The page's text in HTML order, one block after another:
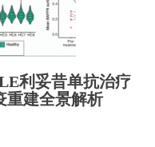
利妥昔单抗治疗
重建全景解析